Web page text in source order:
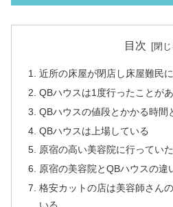
目次
近所の床屋が閉店し床屋難民
QBハウスは1度行ったことが
QBハウスの値段とかかる時間
QBハウスは上場している
原宿の高い美容院に行ってい
原宿の美容院とQBハウスの違
格安カットの店は美容師さん